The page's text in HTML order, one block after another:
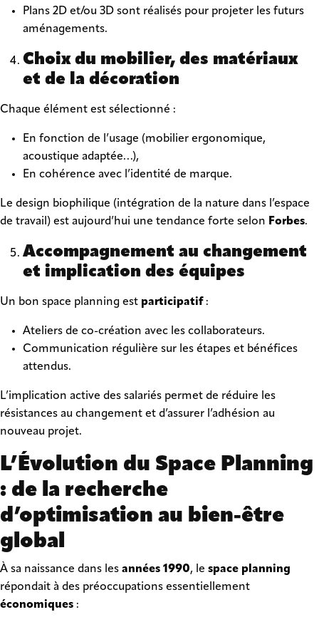
Plans 2D et/ou 3D sont réalisés pour projeter les futurs
aménagements.
Choix du mobilier, des matériaux
et de la décoration
Chaque élément est sélectionné :
En fonction de l’usage (mobilier ergonomique,
acoustique adaptée…),
En cohérence avec l’identité de marque.
Le design biophilique (intégration de la nature dans l’espace
de travail) est aujourd’hui une tendance forte selon Forbes.
Accompagnement au changement
et implication des équipes
Un bon space planning est participatif:
Ateliers de co-création avec les collaborateurs.
Communication régulière sur les étapes et bénéfices
attendus.
L’implication active des salariés permet de réduire les
résistances au changement et d’assurer l’adhésion au
nouveau projet.
L’Évolution du Space Planning
: de la recherche
d’optimisation au bien-être
global
À sa naissance dans les années 1990, le space planning
répondait à des préoccupations essentiellement
économiques :